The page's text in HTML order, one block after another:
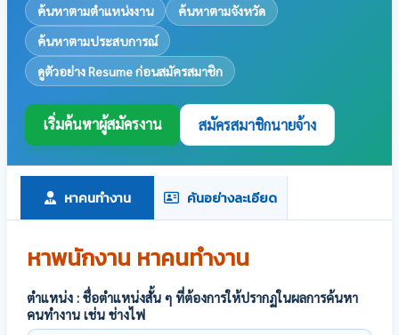
ค้นหาตามตำแหน่งงาน
ค้นหาตามจังหวัด
ค้นหาตามประสบการณ์
ดูตัวอย่าง Resume ก่อนสมัครสมาชิก
เริ่มค้นหาผู้สมัครงาน สมัครสมาชิกนายจ้าง
หาคนทำงาน ค้นอย่างละเอียด
หาพนักงาน หาคนทำงาน
ตำแหน่ง : ชื่อตำแหน่งสั้น ๆ ที่ต้องการให้ปรากฏในผลการค้นหา
คนทำงาน เช่น ช่างไฟ